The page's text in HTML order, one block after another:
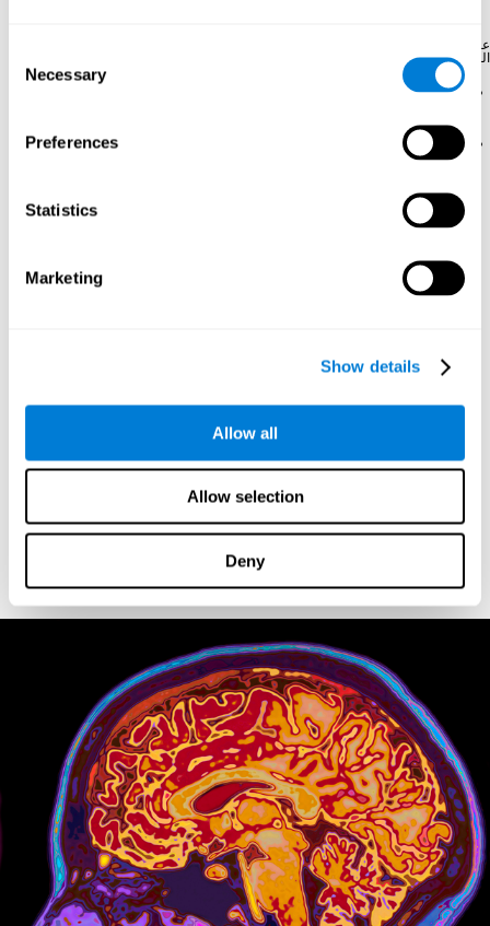
Selection
Necessary
Preferences
Statistics
Marketing
Show details
Allow all
Allow selection
Deny
عادةً نسمع المادّة الرمادية والمادة البيضاء للدماغ، التي تشير إلى جزئين مختلفين من الخلايا
العصبية:
المادة الرمادية
المادة البيضاء
هي المنطقة التي تسو فيها محاور الخلايا العصبية.
سبب لونها هو المايلين.
الخلّايا الموثّقيّة العصبيّة:
هي نوع الخلّية الأكثر غزارة في الجهاز العصبيّ
المركزيّ. إنها قادرة على القسم في الدماغ البالغ (التكوّن العصبيّ) وحضورها لازم
سير التجدّد والالتئام العصبيّ وفي سير التحصين ومحافظة المانع الدمويّ-الدماغيّ
إلخ. توجد أنواع مختلفة للخلّايا الموثّقة العصبيّة، منها الخلّايا النجميّة، اللخلايا الدبقية
ذات النوع قليلة التغصنات والخلّية الموثّقة العصبيّة المصغّرة. في الجهاز العصبيّ
ومستجيبة) بوسطة الدافع الكهربائي-الكيميائيّ. يحدث هذا نقل المعلومات خلال
المسؤولة عن تنشيط فعل الخلّية الأخرى أو منعها بخلال التفريغ الكيميائيّ أو
للاتّصال الخلويّ التي يتّصل بفضلها الخلّية بالزوائد الشجريّة والجسم ومحور عصبيّ
تحدث مئات الاتصالات التي تسمح لنا الإدراك، الفهم والاستجابة للعالم على نحو
السويسريّة. وبالرغم عن هذه السرعة، تقوم الخلايا العصبية بهذه المعالجات بدقّة